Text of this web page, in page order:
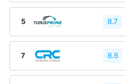
5 8.7
7 8.6